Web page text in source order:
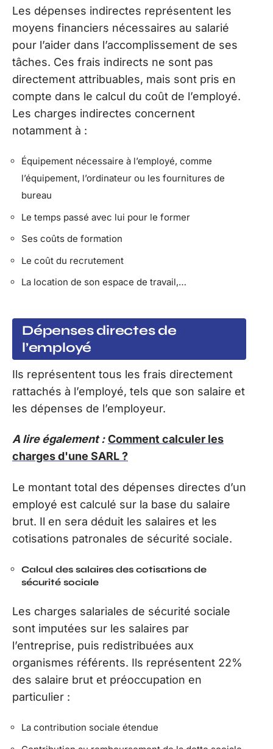
Les dépenses indirectes représentent les
moyens financiers nécessaires au salarié
pour l’aider dans l’accomplissement de ses
tâches. Ces frais indirects ne sont pas
directement attribuables, mais sont pris en
compte dans le calcul du coût de l’employé.
Les charges indirectes concernent
notamment à :
Équipement nécessaire à l’employé, comme
l’équipement, l’ordinateur ou les fournitures de
bureau
Le temps passé avec lui pour le former
Ses coûts de formation
Le coût du recrutement
La location de son espace de travail,…
Dépenses directes de
l’employé
Ils représentent tous les frais directement
rattachés à l’employé, tels que son salaire et
les dépenses de l’employeur.
A lire également : Comment calculer les
charges d'une SARL ?
Le montant total des dépenses directes d’un
employé est calculé sur la base du salaire
brut. Il en sera déduit les salaires et les
cotisations patronales de sécurité sociale.
Calcul des salaires des cotisations de
sécurité sociale
Les charges salariales de sécurité sociale
sont imputées sur les salaires par
l’entreprise, puis redistribuées aux
organismes référents. Ils représentent 22%
des salaire brut et préoccupation en
particulier :
La contribution sociale étendue